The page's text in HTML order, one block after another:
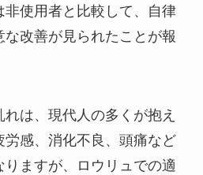
使用者と比較して、自律
改善が見られたことが報
は、現代人の多くが抱え
労感、消化不良、頭痛など
ますが、ロウリュでの適